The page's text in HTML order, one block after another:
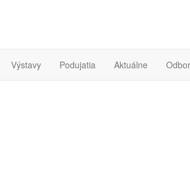
Výstavy Podujatia Aktuálne